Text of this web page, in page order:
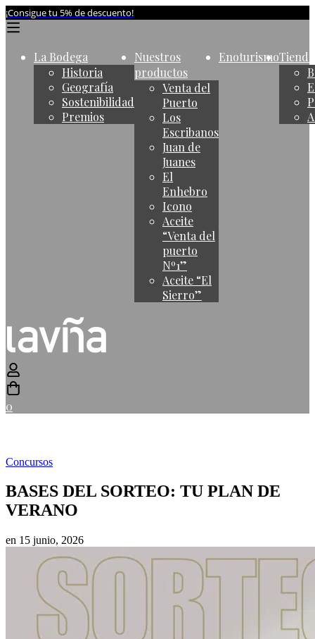
¡Consigue tu 5% de descuento!
La Bodega
Historia
Geografía
Sostenibilidad
Premios
Nuestros
productos
Venta del
Puerto
Los
Escribanos
Juan de
Juanes
El
Enhebro
Icono
Aceite
“Venta del
puerto
Nº1”
Aceite “El
Sierro”
EnoturismoTienda
0
Concursos
BASES DEL SORTEO: TU PLAN DE
VERANO
en 15 junio, 2026